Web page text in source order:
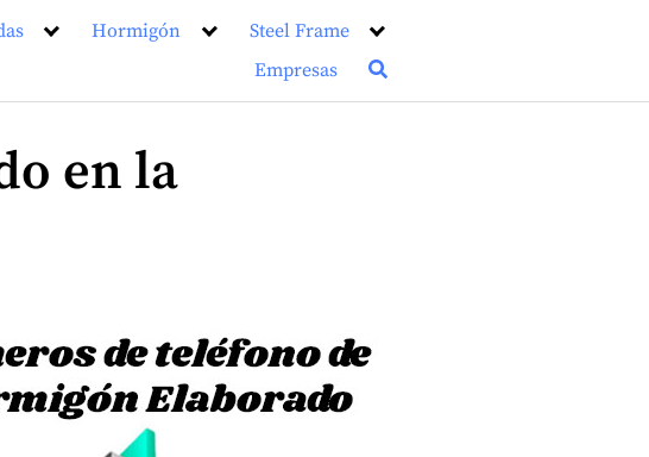
Hormigón
Steel Frame
Empresas
en la